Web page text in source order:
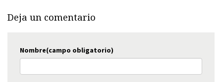
Deja un comentario
Nombre(campo obligatorio)